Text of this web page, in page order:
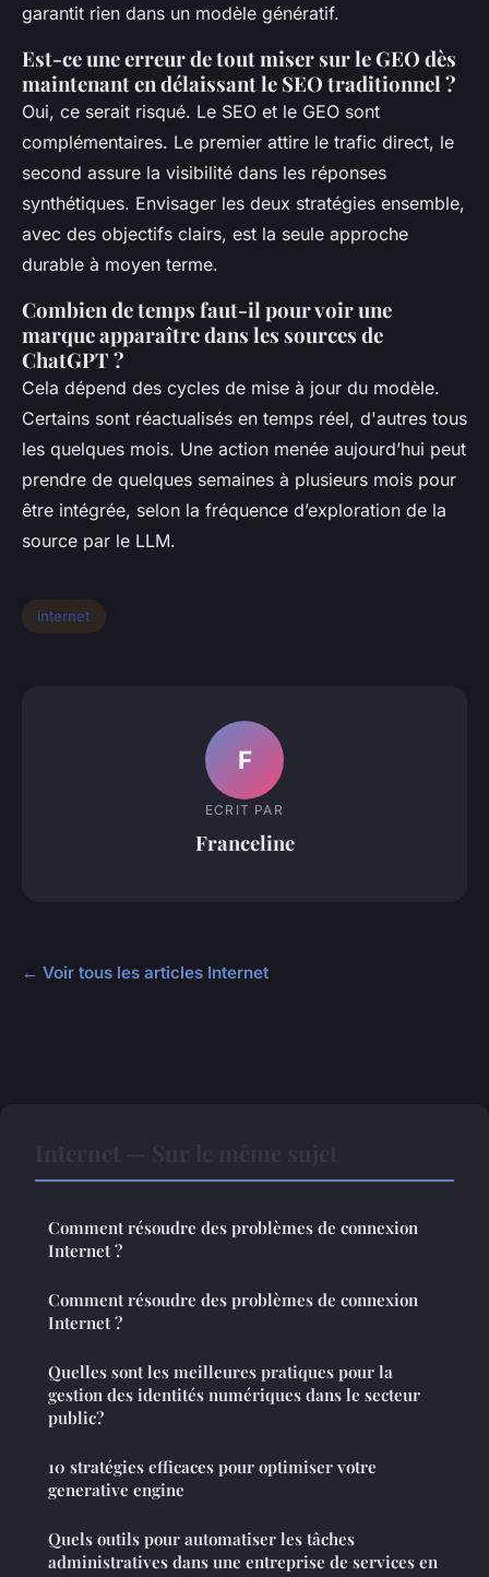
garantit rien dans un modèle génératif.
Est-ce une erreur de tout miser sur le GEO dès
maintenant en délaissant le SEO traditionnel ?
Oui, ce serait risqué. Le SEO et le GEO sont
complémentaires. Le premier attire le trafic direct, le
second assure la visibilité dans les réponses
synthétiques. Envisager les deux stratégies ensemble,
avec des objectifs clairs, est la seule approche
durable à moyen terme.
Combien de temps faut-il pour voir une
marque apparaître dans les sources de
ChatGPT ?
Cela dépend des cycles de mise à jour du modèle.
Certains sont réactualisés en temps réel, d'autres tous
les quelques mois. Une action menée aujourd’hui peut
prendre de quelques semaines à plusieurs mois pour
être intégrée, selon la fréquence d’exploration de la
source par le LLM.
internet
F
ECRIT PAR
Franceline
← Voir tous les articles Internet
Comment résoudre des problèmes de connexion
Internet ?
Comment résoudre des problèmes de connexion
Internet ?
Quelles sont les meilleures pratiques pour la
gestion des identités numériques dans le secteur
public?
10 stratégies efficaces pour optimiser votre
generative engine
Quels outils pour automatiser les tâches
administratives dans une entreprise de services en